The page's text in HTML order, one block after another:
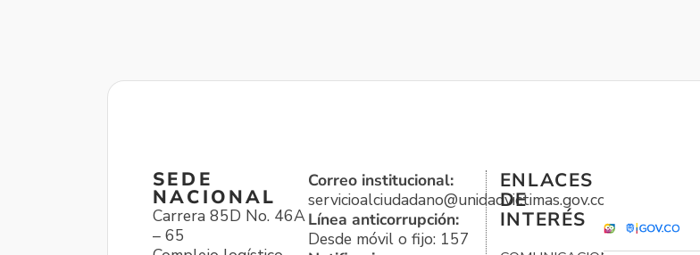
SEDE
NACIONAL
Carrera 85D No. 46A
– 65
Correo institucional:
servicioalciudadano@unidadvictimas.gov.co
Línea anticorrupción:
Desde móvil o fijo: 157
ENLACES
DE
INTERÉS